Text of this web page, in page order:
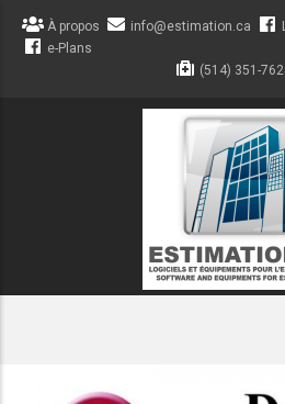
Aller
À propos info@estimation.ca
e-Plans
(514) 351-